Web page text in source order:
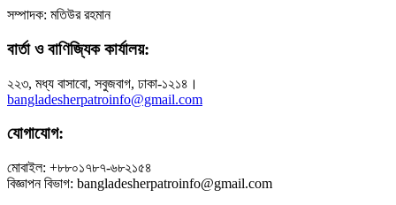
সম্পাদক: মতিউর রহমান
বার্তা ও বাণিজ্যিক কার্যালয়:
২২৩, মধ্য বাসাবো, সবুজবাগ, ঢাকা-১২১৪।
bangladesherpatroinfo@gmail.com
যোগাযোগ:
মোবাইল: +৮৮০১৭৮৭-৬৮২১৫৪
বিজ্ঞাপন বিভাগ: bangladesherpatroinfo@gmail.com